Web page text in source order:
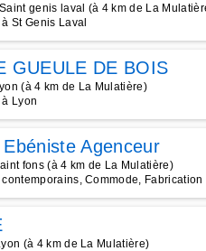
genis laval (à 4 km de La
St Genis Laval
GUEULE DE BOIS
(à 4 km de La Mulatière)
Lyon
Agenceur
fons (à 4 km de La Mulatière)
Commode,
(à 4 km de La Mulatière)